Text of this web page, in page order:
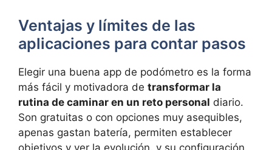
Ventajas y límites de las
aplicaciones para contar pasos
Elegir una buena app de podómetro es la forma
más fácil y motivadora de transformar la
rutina de caminar en un reto personal diario.
Son gratuitas o con opciones muy asequibles,
apenas gastan batería, permiten establecer